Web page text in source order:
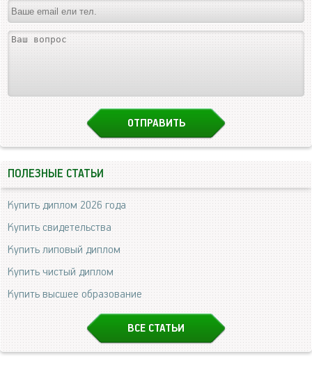
ПОЛЕЗНЫЕ СТАТЬИ
Купить диплом 2026 года
Купить свидетельства
Купить липовый диплом
Купить чистый диплом
Купить высшее образование
ВСЕ СТАТЬИ